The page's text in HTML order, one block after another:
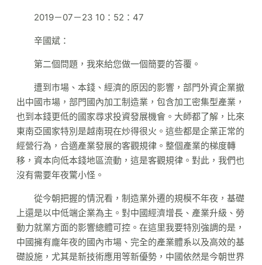
2019－07－23 10：52：47
辛國斌：
第二個問題，我來給您做一個簡要的答覆。
遭到市場、本錢、經濟的原因的影響，部門外資企業撤
出中國市場，部門國內加工制造業，包含加工密集型產業，
也到本錢更低的國家尋求投資發展機會。大師都了解，比來
東南亞國家特別是越南現在炒得很火。這些都是企業正常的
經營行為，合適產業發展的客觀規律。整個產業的梯度轉
移，資本向低本錢地區流動，這是客觀規律。對此，我們也
沒有需要年夜驚小怪。
從今朝把握的情況看，制造業外遷的規模不年夜，基礎
上還是以中低端企業為主。對中國經濟增長、產業升級、勞
動力就業方面的影響總體可控。在這里我要特別強調的是，
中國擁有龐年夜的國內市場、完全的產業體系以及高效的基
礎設施，尤其是新技術應用等新優勢，中國依然是今朝世界